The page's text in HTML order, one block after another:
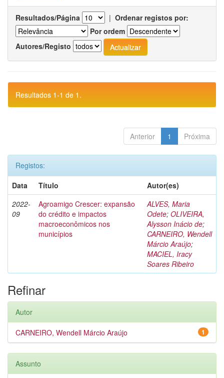
Resultados/Página | Ordenar registos por:
Por ordem
Autores/Registo
Resultados 1-1 de 1.
Anterior 1 Próxima
Registos:
Data
Título
Autor(es)
2022-
09
Agroamigo Crescer: expansão
do crédito e impactos
macroeconômicos nos
municípios
ALVES, Maria
Odete; OLIVEIRA,
Alysson Inácio de;
CARNEIRO, Wendell
Márcio Araújo;
MACIEL, Iracy
Soares Ribeiro
Refinar
Autor
1
CARNEIRO, Wendell Márcio Araújo
Assunto